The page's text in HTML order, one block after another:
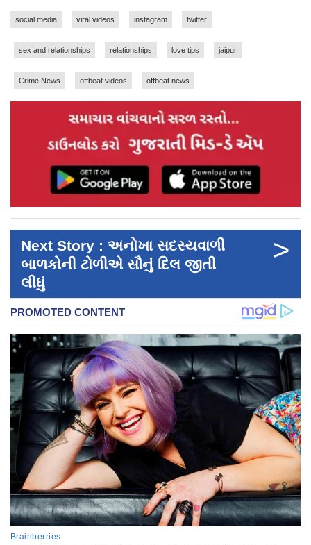
social media viral videos instagram twitter
sex and relationships relationships love tips jaipur
Crime News offbeat videos offbeat news
Next Story : અનોખા સદસ્યવાળી
બાળકોની ટોળીએ સૌનું દિલ જીતી
લીધું
>